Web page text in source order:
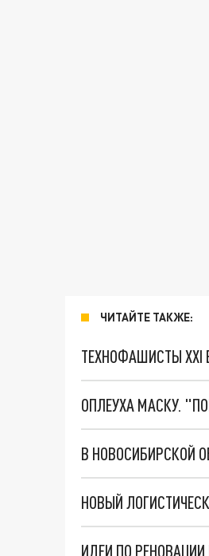
ЧИТАЙТЕ ТАКЖЕ:
ТЕХНОФАШИСТЫ XXI
ОПЛЕУХА МАСКУ.
В НОВОСИБИРСКОЙ
НОВЫЙ
ИДЕИ ПО